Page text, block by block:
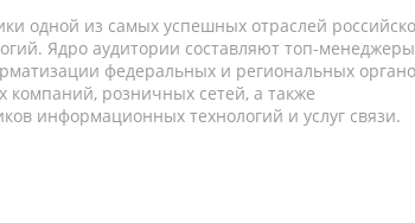
одной из самых успешных отраслей
Ядро аудитории составляют топ-
федеральных и региональных
компаний, розничных сетей, а также
информационных технологий и услуг связи.